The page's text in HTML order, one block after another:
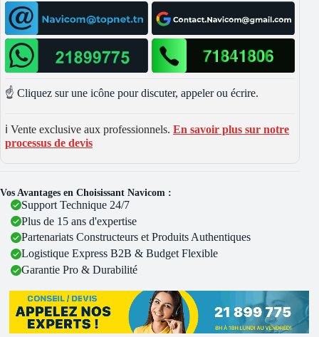
☝️ Cliquez sur une icône pour discuter, appeler ou écrire.
ℹ️ Vente exclusive aux professionnels. En savoir plus sur notre
processus de devis
Vos Avantages en Choisissant Navicom :
Support Technique 24/7
Plus de 15 ans d'expertise
Partenariats Constructeurs et Produits Authentiques
Logistique Express B2B & Budget Flexible
Garantie Pro & Durabilité